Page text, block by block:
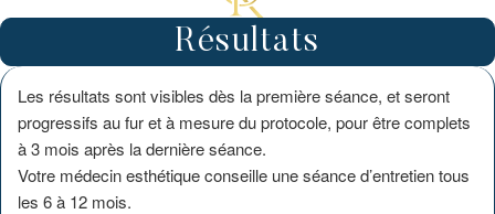
Résultats
Les résultats sont visibles dès la première séance, et seront
progressifs au fur et à mesure du protocole, pour être complets
à 3 mois après la dernière séance.
Votre médecin esthétique conseille une séance d’entretien tous
les 6 à 12 mois.